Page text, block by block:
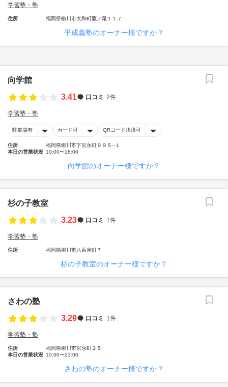
学習塾・塾
住所 福岡県柳川市大和町鷹ノ尾１１７
平成義塾のオーナー様ですか？
向学館
3.41
口コミ 2件
学習塾・塾
駐車場有 カード可 QRコード決済可
住所
福岡県柳川市下宮永町９９５−１
本日の営業状況 10:00〜18:00
向学館のオーナー様ですか？
杉の子教室
3.23
口コミ 1件
学習塾・塾
住所 福岡県柳川市八百屋町７
杉の子教室のオーナー様ですか？
さわの塾
3.29
口コミ 1件
学習塾・塾
住所
福岡県柳川市宮永町２５
本日の営業状況 10:00〜21:00
さわの塾のオーナー様ですか？